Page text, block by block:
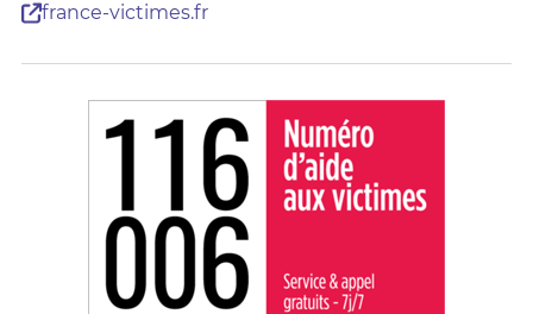
france-victimes.fr